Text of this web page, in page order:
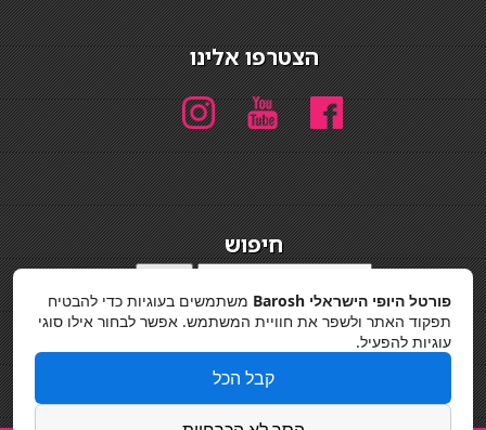
הצטרפו אלינו
חיפוש
מדיניות פרטיות
פורטל היופי הישראלי Barosh
משתמשים בעוגיות כדי להבטיח
תפקוד האתר ולשפר את חוויית המשתמש. אפשר לבחור אילו סוגי
עוגיות להפעיל.
קבל הכל